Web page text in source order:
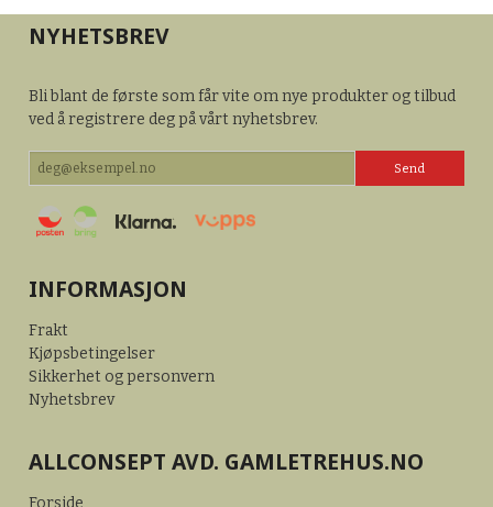
NYHETSBREV
Bli blant de første som får vite om nye produkter og tilbud
ved å registrere deg på vårt nyhetsbrev.
INFORMASJON
Frakt
Kjøpsbetingelser
Sikkerhet og personvern
Nyhetsbrev
ALLCONSEPT AVD. GAMLETREHUS.NO
Forside